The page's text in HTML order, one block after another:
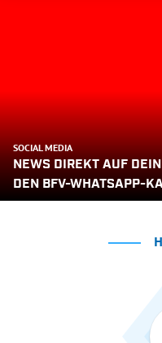
SOCIAL MEDIA
NEWS DIREKT AUF
DEN BFV-WHATSAPP-